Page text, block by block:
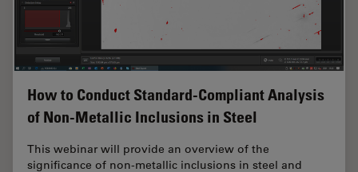
How to Conduct Standard-Compliant Analysis
of Non-Metallic Inclusions in Steel
This webinar will provide an overview of the
significance of non-metallic inclusions in steel and